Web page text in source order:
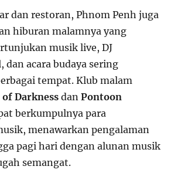
dan restoran, Phnom Penh juga
hiburan malamnya yang
musik live, DJ
dan acara budaya sering
tempat. Klub malam
Darkness danPontoon
berkumpulnya para
menawarkan pengalaman
pagi hari dengan alunan musik
semangat.